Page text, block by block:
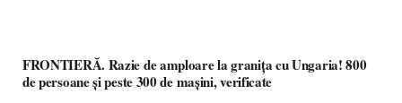
FRONTIERĂ. Razie de amploare la granița cu Ungaria! 800
de persoane și peste 300 de mașini, verificate